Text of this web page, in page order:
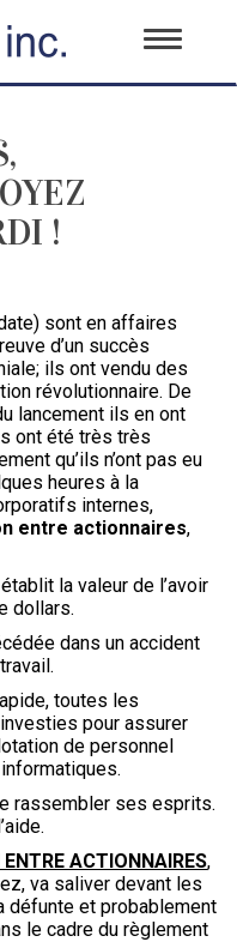
Toggle
!
sont en affaires
d’un succès
ils ont vendu des
révolutionnaire. De
lancement ils en ont
ont été très très
qu’ils n’ont pas eu
heures à la
internes,
entre actionnaires,
la valeur de l’avoir
dollars.
dans un accident
toutes les
pour assurer
de personnel
rassembler ses esprits.
ACTIONNAIRES,
va saliver devant les
défunte et probablement
le cadre du règlement